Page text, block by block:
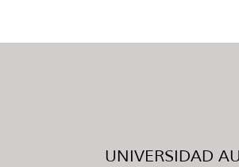
UNIVERSIDAD